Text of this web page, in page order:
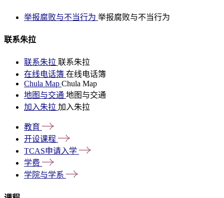
举报腐败与不当行为 举报腐败与不当行为
联系朱拉
联系朱拉 联系朱拉
在线电话簿 在线电话簿
Chula Map Chula Map
地图与交通 地图与交通
加入朱拉 加入朱拉
教育
开设课程
TCAS申请入学
学费
学院与学系